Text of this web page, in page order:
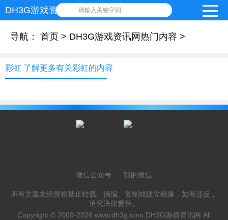
DH3G游戏资讯网 请输入关键字词
导航： 首页 > DH3G游戏资讯网热门内容 >
彩虹 了解更多有关彩虹的内容
微信公众号 我的微信
所有文章未经授权禁止转载、摘编、复制或建立镜像，如有违反，
追究法律责任。
Copyright © 2009-2026 www.dh3g.com DH3G游戏资讯网 All